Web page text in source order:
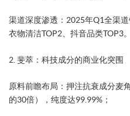
渠道深度渗透​：2025年Q1全渠
衣物清洁TOP2、抖音品类TOP3。
​2. 斐萃：科技成分的商业化突围​
原料前瞻布局​：押注抗衰成分麦
的30倍），纯度达99.99%；